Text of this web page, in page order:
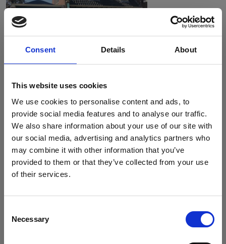
Consent Details About
This website uses cookies
We use cookies to personalise content and ads, to
provide social media features and to analyse our traffic.
We also share information about your use of our site with
our social media, advertising and analytics partners who
may combine it with other information that you’ve
provided to them or that they’ve collected from your use
of their services.
Selection
Necessary
Wij heten u graag welkom!
Eetcafé De Drie Noten kent een gezellige ambiance, waarin
plaats wordt geboden voor 36 gasten.
U kunt een keuze maken uit een dagelijks wisselend menuen
eenuitgebreide wijnkaart. Wij zijn dagelijksgeopend vanaf
17.00 uur, behalve op woensdag.
U wordt van harte welkom geheten door uw